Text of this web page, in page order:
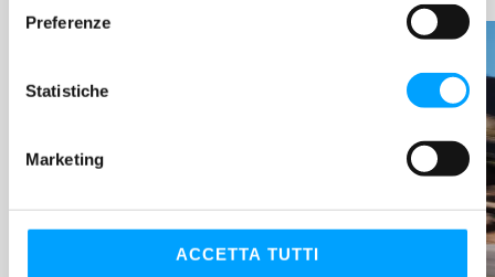
Preferenze
Statistiche
Marketing
ACCETTA TUTTI